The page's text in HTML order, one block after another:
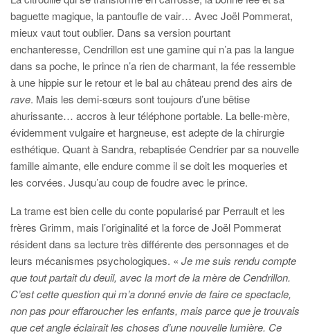
baguette magique, la pantoufle de vair… Avec Joël Pommerat,
mieux vaut tout oublier. Dans sa version pourtant
enchanteresse, Cendrillon est une gamine qui n’a pas la langue
dans sa poche, le prince n’a rien de charmant, la fée ressemble
à une hippie sur le retour et le bal au château prend des airs de
rave. Mais les demi-sœurs sont toujours d’une bêtise
ahurissante… accros à leur téléphone portable. La belle-mère,
évidemment vulgaire et hargneuse, est adepte de la chirurgie
esthétique. Quant à Sandra, rebaptisée Cendrier par sa nouvelle
famille aimante, elle endure comme il se doit les moqueries et
les corvées. Jusqu’au coup de foudre avec le prince.
La trame est bien celle du conte popularisé par Perrault et les
frères Grimm, mais l’originalité et la force de Joël Pommerat
résident dans sa lecture très différente des personnages et de
leurs mécanismes psychologiques. « Je me suis rendu compte
que tout partait du deuil, avec la mort de la mère de Cendrillon.
C’est cette question qui m’a donné envie de faire ce spectacle,
non pas pour effaroucher les enfants, mais parce que je trouvais
que cet angle éclairait les choses d’une nouvelle lumière. Ce